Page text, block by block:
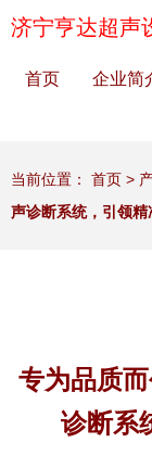
济宁亨达超声
首页 企业简
当前位置： 首页 >
声诊断系统，引领
专为品质
诊断系